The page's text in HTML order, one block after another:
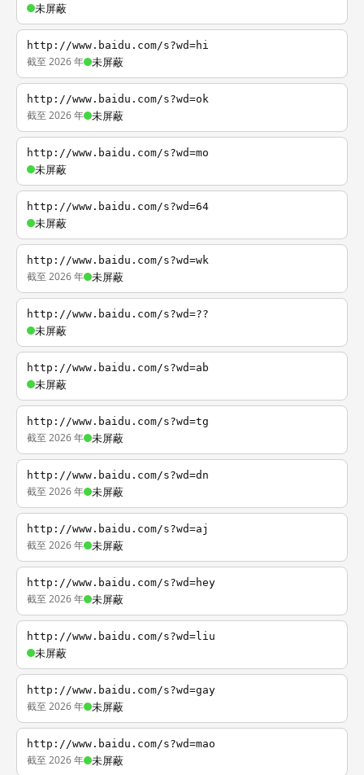
未屏蔽
http://www.baidu.com/s?wd=hi
截至 2026 年 未屏蔽
http://www.baidu.com/s?wd=ok
截至 2026 年 未屏蔽
http://www.baidu.com/s?wd=mo
未屏蔽
http://www.baidu.com/s?wd=64
未屏蔽
http://www.baidu.com/s?wd=wk
截至 2026 年 未屏蔽
http://www.baidu.com/s?wd=??
未屏蔽
http://www.baidu.com/s?wd=ab
未屏蔽
http://www.baidu.com/s?wd=tg
截至 2026 年 未屏蔽
http://www.baidu.com/s?wd=dn
截至 2026 年 未屏蔽
http://www.baidu.com/s?wd=aj
截至 2026 年 未屏蔽
http://www.baidu.com/s?wd=hey
截至 2026 年 未屏蔽
http://www.baidu.com/s?wd=liu
未屏蔽
http://www.baidu.com/s?wd=gay
截至 2026 年 未屏蔽
http://www.baidu.com/s?wd=mao
截至 2026 年 未屏蔽